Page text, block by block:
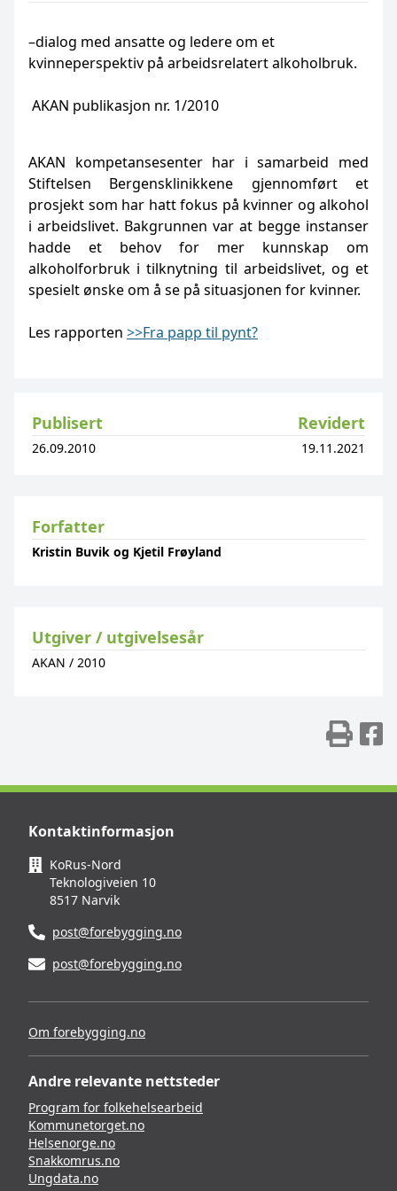
–dialog med ansatte og ledere om et
kvinneperspektiv på arbeidsrelatert alkoholbruk.
AKAN publikasjon nr. 1/2010
AKAN kompetansesenter har i samarbeid med
Stiftelsen Bergensklinikkene gjennomført et
prosjekt som har hatt fokus på kvinner og alkohol
i arbeidslivet. Bakgrunnen var at begge instanser
hadde et behov for mer kunnskap om
alkoholforbruk i tilknytning til arbeidslivet, og et
spesielt ønske om å se på situasjonen for kvinner.
Les rapporten >>Fra papp til pynt?
Publisert Revidert
26.09.2010 19.11.2021
Forfatter
Kristin Buvik og Kjetil Frøyland
Utgiver / utgivelsesår
AKAN / 2010
Kontaktinformasjon
KoRus-Nord
Teknologiveien 10
8517 Narvik
post@forebygging.no
post@forebygging.no
Om forebygging.no
Andre relevante nettsteder
Program for folkehelsearbeid
Kommunetorget.no
Helsenorge.no
Snakkomrus.no
Ungdata.no